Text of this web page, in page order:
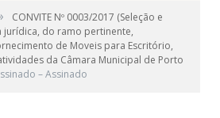
CONVITE Nº 0003/2017 (Seleção e
jurídica, do ramo pertinente,
de Moveis para Escritório,
da Câmara Municipal de Porto
– Assinado